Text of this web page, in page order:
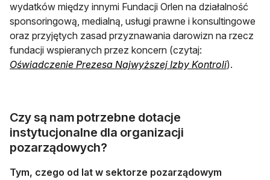
wydatków między innymi Fundacji Orlen na działalność
sponsoringową, medialną, usługi prawne i konsultingowe
oraz przyjętych zasad przyznawania darowizn na rzecz
fundacji wspieranych przez koncern (czytaj:
Oświadczenie Prezesa Najwyższej Izby Kontroliotwiera
).
Czy są nam potrzebne dotacje
instytucjonalne dla organizacji
pozarządowych?
Tym, czego od lat w sektorze pozarządowym